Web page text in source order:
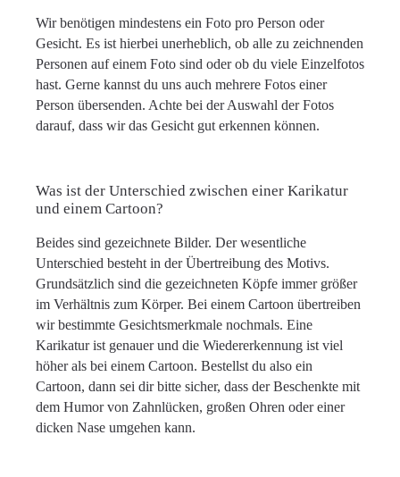
Wir benötigen mindestens ein Foto pro Person oder
Gesicht. Es ist hierbei unerheblich, ob alle zu zeichnenden
Personen auf einem Foto sind oder ob du viele Einzelfotos
hast. Gerne kannst du uns auch mehrere Fotos einer
Person übersenden. Achte bei der Auswahl der Fotos
darauf, dass wir das Gesicht gut erkennen können.
Was ist der Unterschied zwischen einer Karikatur
und einem Cartoon?
Beides sind gezeichnete Bilder. Der wesentliche
Unterschied besteht in der Übertreibung des Motivs.
Grundsätzlich sind die gezeichneten Köpfe immer größer
im Verhältnis zum Körper. Bei einem Cartoon übertreiben
wir bestimmte Gesichtsmerkmale nochmals. Eine
Karikatur ist genauer und die Wiedererkennung ist viel
höher als bei einem Cartoon. Bestellst du also ein
Cartoon, dann sei dir bitte sicher, dass der Beschenkte mit
dem Humor von Zahnlücken, großen Ohren oder einer
dicken Nase umgehen kann.